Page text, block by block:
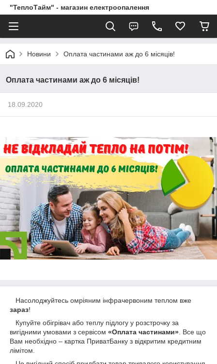
"ТеплоТайм" - магазин електроопалення
Новини Оплата частинами аж до 6 місяців!
Оплата частинами аж до 6 місяців!
18.09.2020
Насолоджуйтесь омріяним інфрачервоним теплом вже
зараз!
Купуйте обігрівач або теплу підлогу у розстрочку за
вигідними умовами з сервісом «Оплата частинами» . Все що
Вам необхідно – картка ПриватБанку з відкритим кредитним
лімітом.